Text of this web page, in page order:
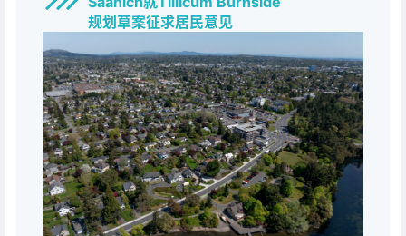
规划草案征求居民意见